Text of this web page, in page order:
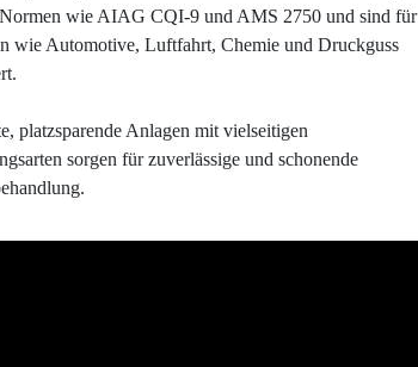
wie AIAG CQI-9 und AMS 2750 und sind für
wie Automotive, Luftfahrt, Chemie und Druckguss
platzsparende Anlagen mit vielseitigen
sorgen für zuverlässige und schonende